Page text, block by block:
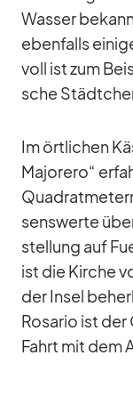
Was­ser
eben­falls
voll ist zum
sche
Im ört­li­chen
Ma­jo­rero“
sens­werte
stel­lung auf
ist die Kir­che
der In­sel
Ro­sa­rio ist der
Fahrt mit dem